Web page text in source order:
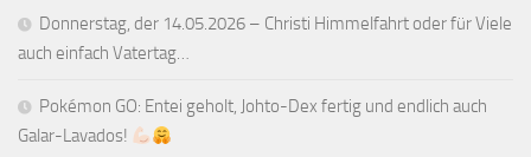
Donnerstag, der 14.05.2026 – Christi Himmelfahrt oder für Viele
auch einfach Vatertag…
Pokémon GO: Entei geholt, Johto-Dex fertig und endlich auch
Galar-Lavados!